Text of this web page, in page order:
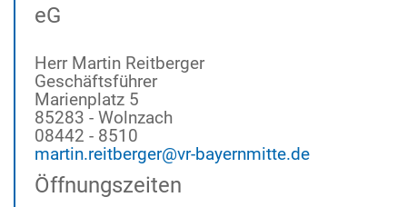
eG
Herr Martin Reitberger
Geschäftsführer
Marienplatz 5
85283 - Wolnzach
08442 - 8510
martin.reitberger@vr-bayernmitte.de
Öffnungszeiten